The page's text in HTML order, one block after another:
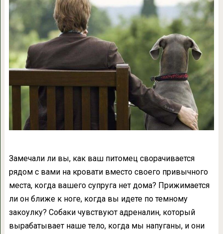
Замечали ли вы, как ваш питомец сворачивается
рядом с вами на кровати вместо своего привычного
места, когда вашего супруга нет дома? Прижимается
ли он ближе к ноге, когда вы идете по темному
закоулку? Собаки чувствуют адреналин, который
вырабатывает наше тело, когда мы напуганы, и они